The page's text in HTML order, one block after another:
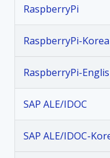
a
v
g
a
RaspberryPi
RaspberryPi-Korea
RaspberryPi-
SAP ALE/IDOC
SAP ALE/IDOC-